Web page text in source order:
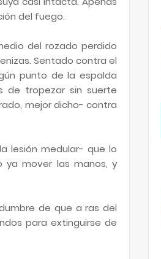
del fuego.
del rozado perdido
Sentado contra el
punto de la espalda
de tropezar sin suerte
mejor dicho- contra
lesión medular- que lo
ya mover las manos, y
de que a ras del
para extinguirse de